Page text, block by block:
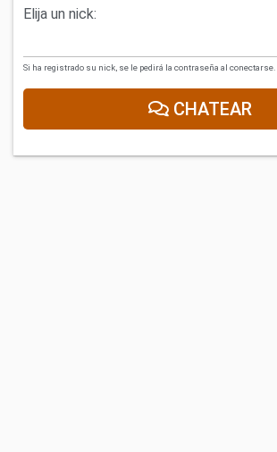
Elija un nick:
Si ha registrado su nick, se le pedirá la contraseña al conectarse.
CHATEAR